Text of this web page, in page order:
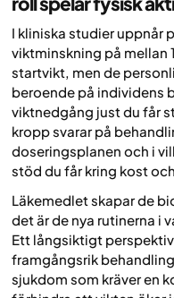
I kliniska studier uppnår
viktminskning på mellan
startvikt, men de
beroende på individens
viktnedgång just du får
kropp svarar på
doseringsplanen och i
stöd du får kring kost
Läkemedlet skapar de
det är de nya rutinerna i
Ett långsiktigt
framgångsrik
sjukdom som kräver en